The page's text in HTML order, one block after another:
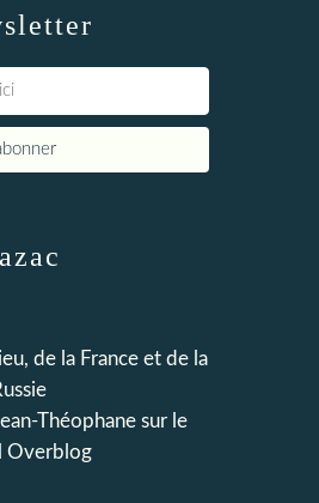
de la France et de la
Théophanesur le
Overblog